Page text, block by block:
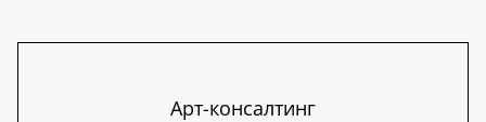
Арт-консалтинг